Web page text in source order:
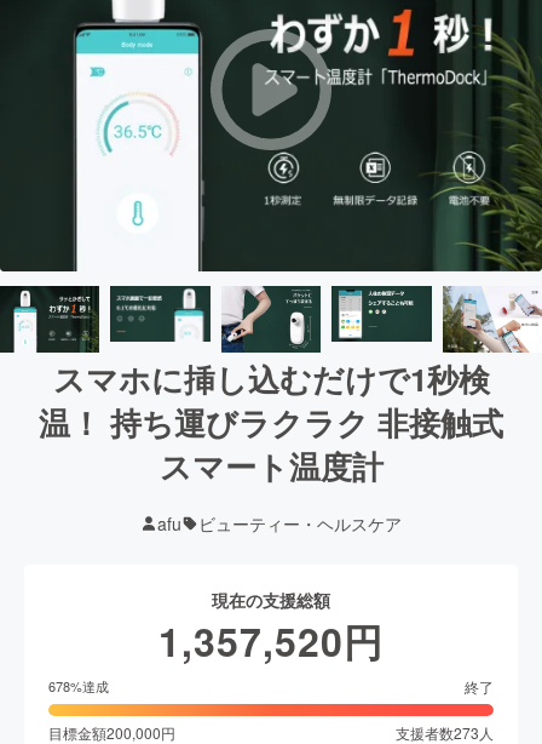
スマホに挿し込むだけで1秒検
温！ 持ち運びラクラク 非接触式
スマート温度計
afu ビューティー・ヘルスケア
現在の支援総額
1,357,520円
678%達成 終了
目標金額200,000円 支援者数273 人